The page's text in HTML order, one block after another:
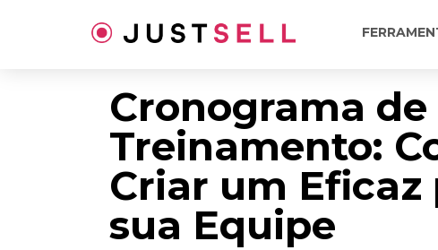
Cronograma de
Treinamento:
Criar um Eficaz
sua Equipe